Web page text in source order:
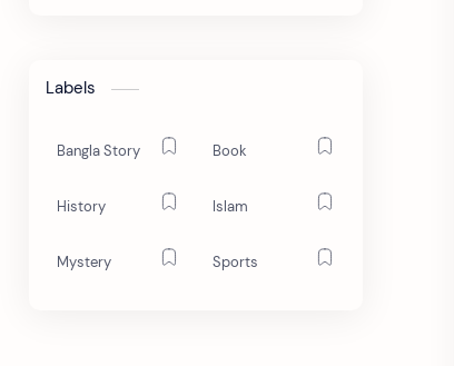
Labels
Bangla Story Book
History Islam
Mystery Sports